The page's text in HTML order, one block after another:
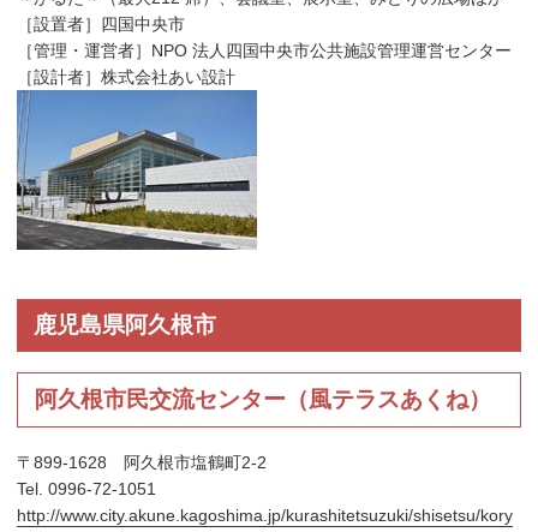
［設置者］四国中央市
［管理・運営者］NPO 法人四国中央市公共施設管理運営センター
［設計者］株式会社あい設計
鹿児島県阿久根市
阿久根市民交流センター（風テラスあくね）
〒899-1628 阿久根市塩鶴町2-2
Tel. 0996-72-1051
http://www.city.akune.kagoshima.jp/kurashitetsuzuki/shisetsu/kory